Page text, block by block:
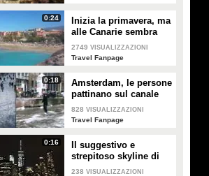
0:24
Inizia la primavera, ma
alle Canarie sembra
già estate
2749 VISUALIZZAZIONI
Travel Fanpage
0:18
Amsterdam, le persone
pattinano sul canale
ghiacciato
828 VISUALIZZAZIONI
Travel Fanpage
0:16
Il suggestivo e
strepitoso skyline di
Manhattan
238 VISUALIZZAZIONI